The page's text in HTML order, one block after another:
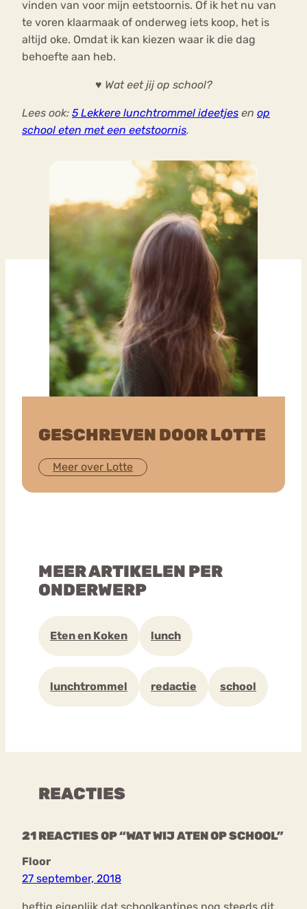
vinden van voor mijn eetstoornis. Of ik het nu van
te voren klaarmaak of onderweg iets koop, het is
altijd oke. Omdat ik kan kiezen waar ik die dag
behoefte aan heb.
♥ Wat eet jij op school?
Lees ook: 5 Lekkere lunchtrommel ideetjes en op
school eten met een eetstoornis.
GESCHREVEN DOOR LOTTE
Meer over Lotte
MEER ARTIKELEN PER
ONDERWERP
Eten en Koken lunch
lunchtrommel redactie school
REACTIES
21 REACTIES OP “WAT WIJ ATEN OP SCHOOL”
Floor
27 september, 2018